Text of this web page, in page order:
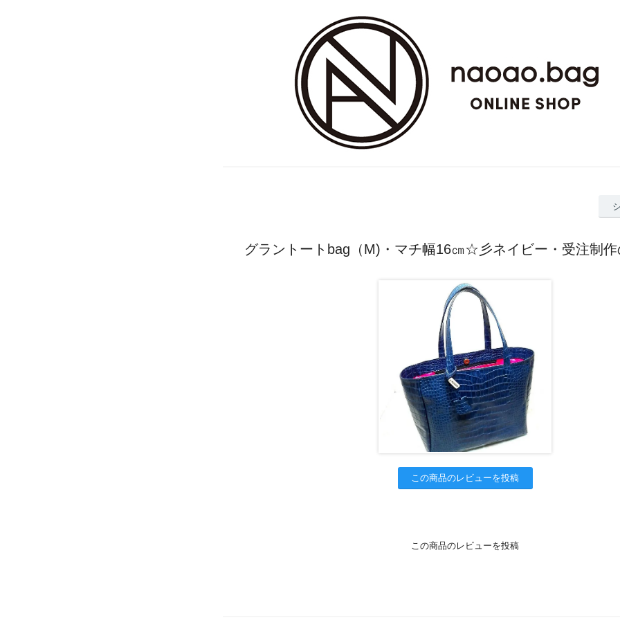
グラントートbag（M)・マチ幅16㎝☆彡ネイビー・受注制作
この商品のレビューを投稿
この商品のレビューを投稿